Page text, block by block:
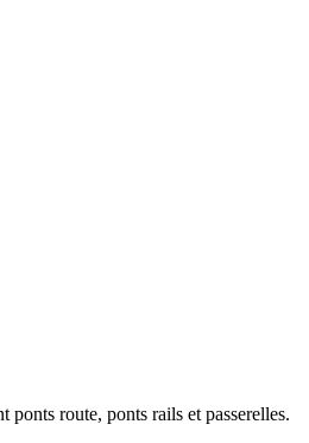
ponts route, ponts rails et passerelles.